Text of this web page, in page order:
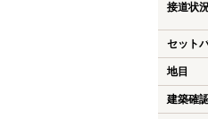
接道状
セット
地目
建築確